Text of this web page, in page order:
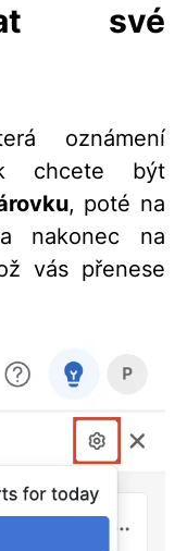
své
oznámení
chcete být
, poté na
nakonec na
vás přenese